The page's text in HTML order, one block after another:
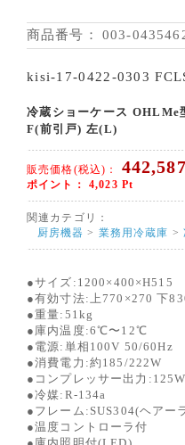
商品番号： 003-
kisi-17-0422-0303
冷蔵ショーケース
F(前引戸) 左(L)
販売価格(税込)： 442,587
ポイント： 4,023 Pt
関連カテゴリ：
厨房機器 > 業務用冷蔵庫 >
●サイズ:1200×400×H515
●有効寸法:上770×270 下
●重量:51kg
●庫内温度:6℃〜12℃
●電源:単相100V 50/60Hz
●消費電力:約185/222W
●コンプレッサー出力:125W
●冷媒:R-134a
●フレーム:SUS304(ヘアー
●温度コントローラ付